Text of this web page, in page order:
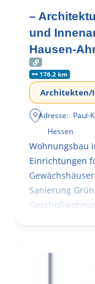
–
und
Hausen-
176.2 km
Architekten/
Adresse: Paul-
Hessen
Wohnungsbau
Einrichtungen
Sanierung